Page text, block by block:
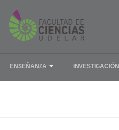
ENSEÑANZA INVESTIGACIÓN